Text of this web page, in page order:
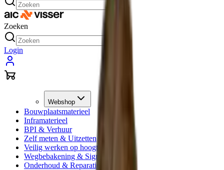
Zoeken
Login
Webshop
Bouwplaatsmaterieel
Inframaterieel
BPI & Verhuur
Zelf meten & Uitzetten
Veilig werken op hoogte
Wegbebakening & Signing
Onderhoud & Reparatie